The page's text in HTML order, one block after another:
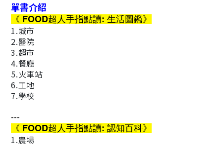
單書介紹
《 FOOD超人手指點讀: 生活圖鑑》
1.城市
2.醫院
3.超市
4.餐廳
5.火車站
6.工地
7.學校
---
《 FOOD超人手指點讀: 認知百科》
1.農場